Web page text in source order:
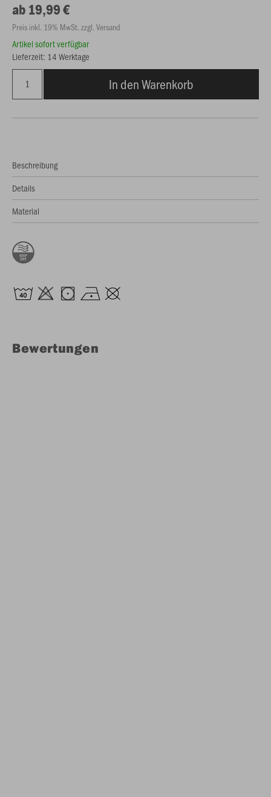
ab 19,99 €
Preis inkl. 19% MwSt. zzgl. Versand
Artikel sofort verfügbar
Lieferzeit: 14 Werktage
In den Warenkorb
Beschreibung
Details
Material
Bewertungen